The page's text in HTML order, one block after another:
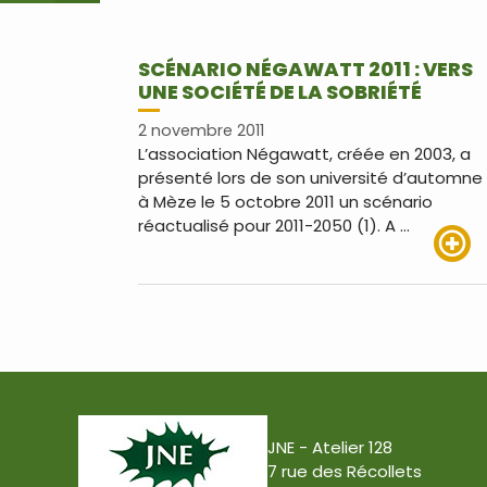
SCÉNARIO NÉGAWATT 2011 : VERS
UNE SOCIÉTÉ DE LA SOBRIÉTÉ
2 novembre 2011
L’association Négawatt, créée en 2003, a
présenté lors de son université d’automne
à Mèze le 5 octobre 2011 un scénario
réactualisé pour 2011-2050 (1). A …
JNE - Atelier 128
7 rue des Récollets